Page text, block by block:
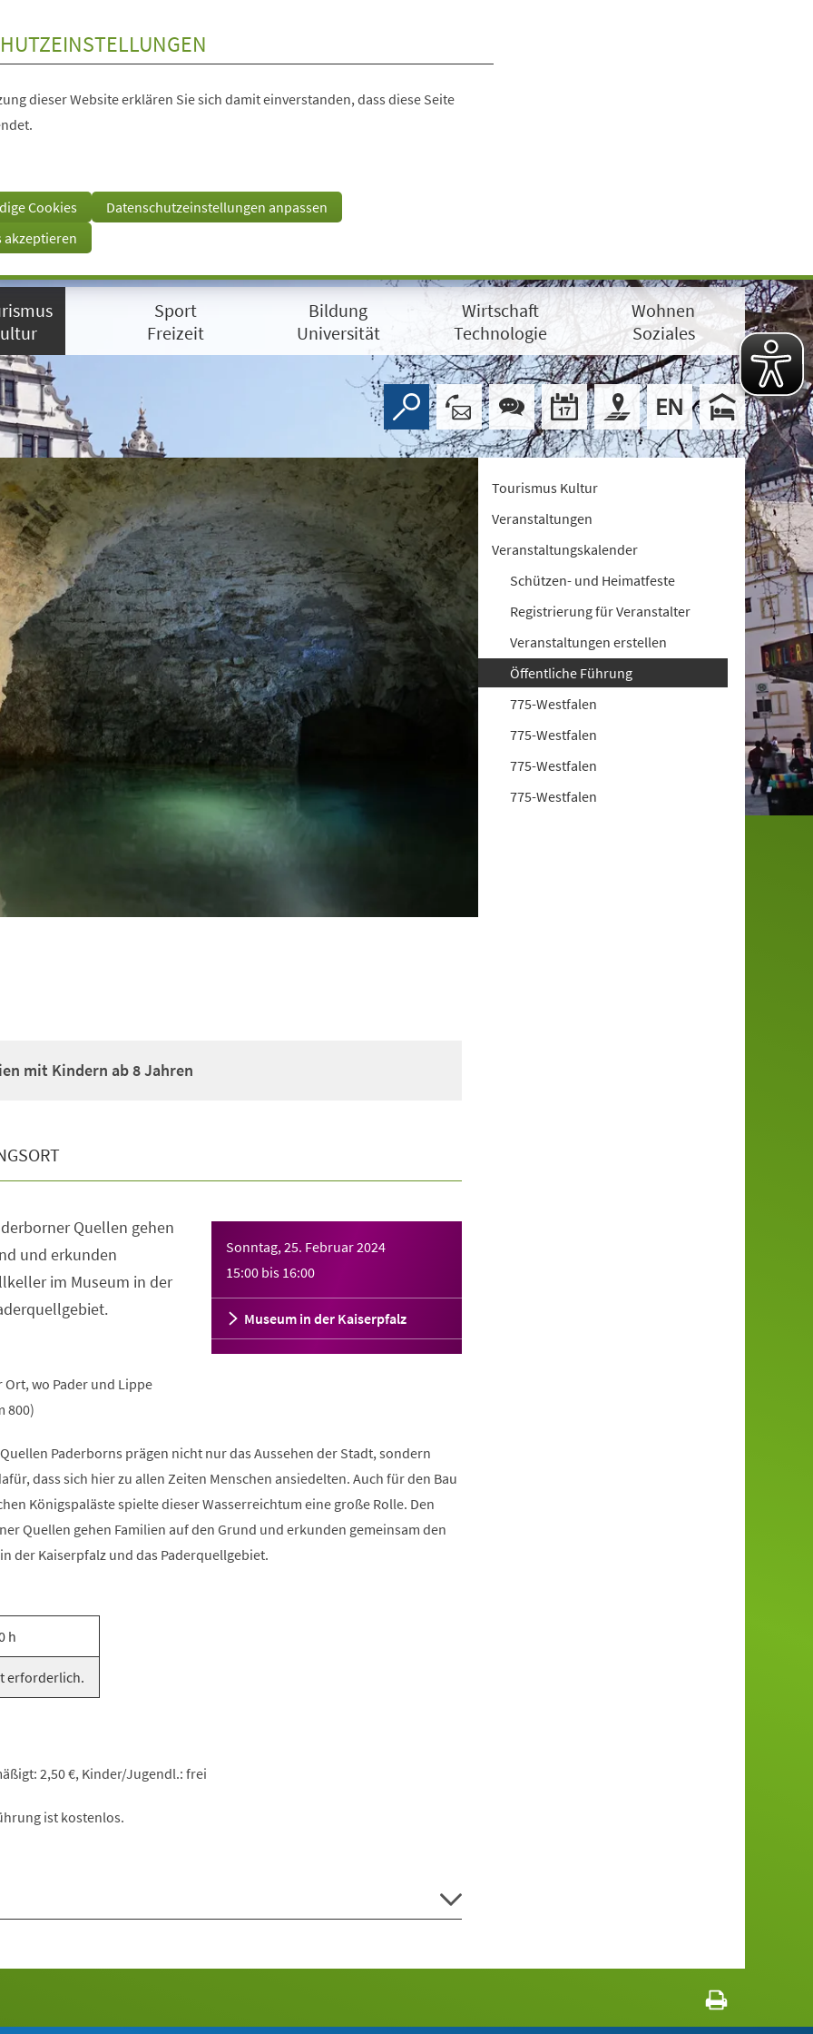
dieser Website erklären Sie sich damit einverstanden, dass diese Seite
Cookies
Datenschutzeinstellungen anpassen
akzeptieren
Sport
Freizeit
Bildung
Universität
Wirtschaft
Technologie
Wohnen
Soziales
mit Kindern ab 8 Jahren
Sonntag, 25. Februar 2024
15:00 bis 16:00
Museum in der Kaiserpfalz
Quellen gehen
und erkunden
im Museum in der
wo Pader und Lippe
800)
Paderborns prägen nicht nur das Aussehen der Stadt, sondern
dass sich hier zu allen Zeiten Menschen ansiedelten. Auch für den Bau
Königspaläste spielte dieser Wasserreichtum eine große Rolle. Den
Quellen gehen Familien auf den Grund und erkunden gemeinsam den
der Kaiserpfalz und das Paderquellgebiet.
h
erforderlich.
2,50 €, Kinder/Jugendl.: frei
ist kostenlos.
Tourismus Kultur
Veranstaltungen
Veranstaltungskalender
Schützen- und Heimatfeste
Registrierung für Veranstalter
Veranstaltungen erstellen
Öffentliche Führung
775-Westfalen
775-Westfalen
775-Westfalen
775-Westfalen